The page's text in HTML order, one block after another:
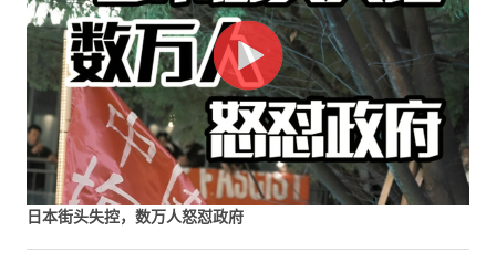
日本街头失控，数万人怒怼政府